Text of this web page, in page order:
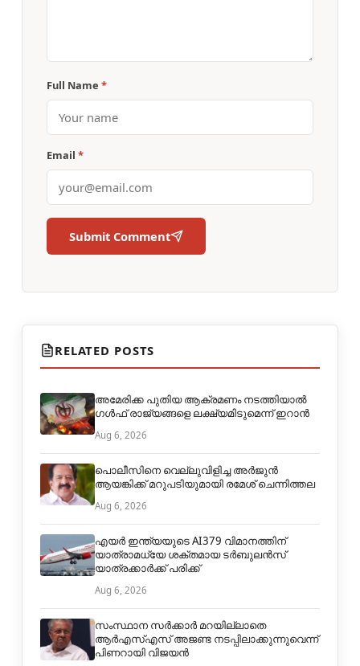
Full Name *
Email *
Submit Comment
RELATED POSTS
അമേരിക്ക പുതിയ ആക്രമണം നടത്തിയാൽ
ഗൾഫ് രാജ്യങ്ങളെ ലക്ഷ്യമിടുമെന്ന്‌ ഇറാൻ
Aug 6, 2026
പൊലീസിനെ വെല്ലുവിളിച്ച അര്‍ജുന്‍
ആയങ്കിക്ക് മറുപടിയുമായി രമേശ് ചെന്നിത്തല
Aug 6, 2026
എയർ ഇന്ത്യയുടെ AI379 വിമാനത്തിന്
യാത്രാമധ്യേ ശക്തമായ ടർബുലൻസ്
യാത്രക്കാർക്ക് പരിക്ക്
Aug 6, 2026
സംസ്ഥാന സർക്കാർ മറയില്ലാതെ
ആർഎസ്എസ് അജണ്ട നടപ്പിലാക്കുന്നുവെന്ന്
പിണറായി വിജയൻ